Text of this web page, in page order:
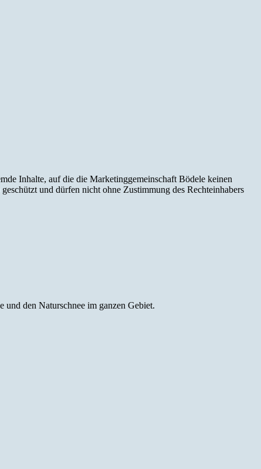
Inhalte, auf die die Marketinggemeinschaft Bödele keinen
und dürfen nicht ohne Zustimmung des Rechteinhabers
und den Naturschnee im ganzen Gebiet.